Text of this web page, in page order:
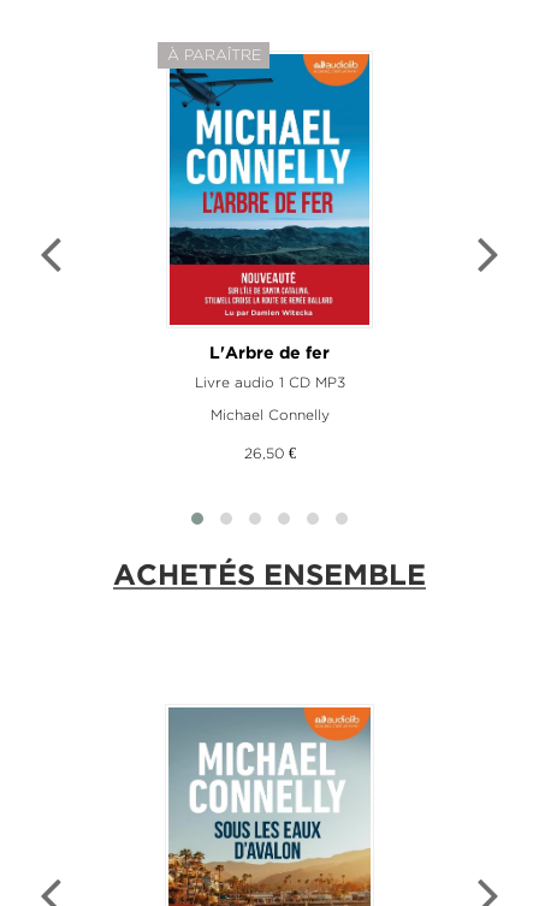
À PARAÎTRE
L'Arbre de fer
Livre audio 1 CD MP3
Michael Connelly
26,50 €
ACHETÉS ENSEMBLE